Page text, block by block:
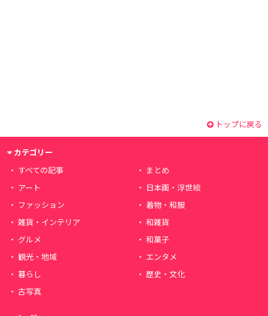
トップに戻る
カテゴリー
すべての記事
まとめ
アート
日本画・浮世絵
ファッション
着物・和服
雑貨・インテリア
和雑貨
グルメ
和菓子
観光・地域
エンタメ
暮らし
歴史・文化
古写真